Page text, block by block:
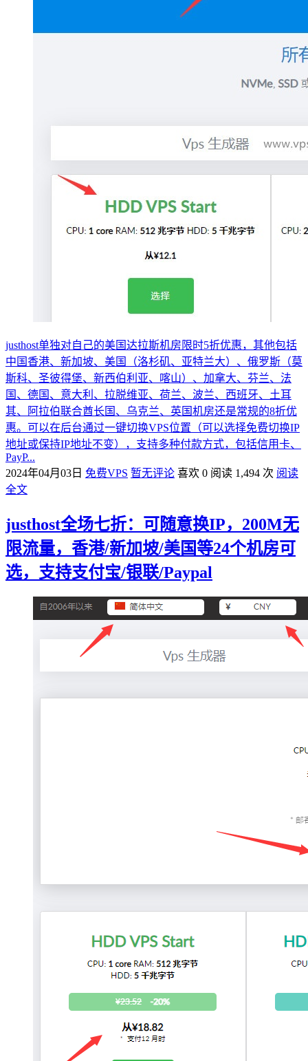
justhost单独对自己的美国达拉斯机房限时5折优惠，其他包括
中国香港、新加坡、美国（洛杉矶、亚特兰大）、俄罗斯（莫
斯科、圣彼得堡、新西伯利亚、喀山）、加拿大、芬兰、法
国、德国、意大利、拉脱维亚、荷兰、波兰、西班牙、土耳
其、阿拉伯联合酋长国、乌克兰、英国机房还是常规的8折优
惠。可以在后台通过一键切换VPS位置（可以选择免费切换IP
地址或保持IP地址不变），支持多种付款方式，包括信用卡、
PayP...
2024年04月03日 免费VPS 暂无评论 喜欢 0 阅读 1,494 次 阅读
全文
justhost全场七折：可随意换IP，200M无
限流量，香港/新加坡/美国等24个机房可
选，支持支付宝/银联/Paypal